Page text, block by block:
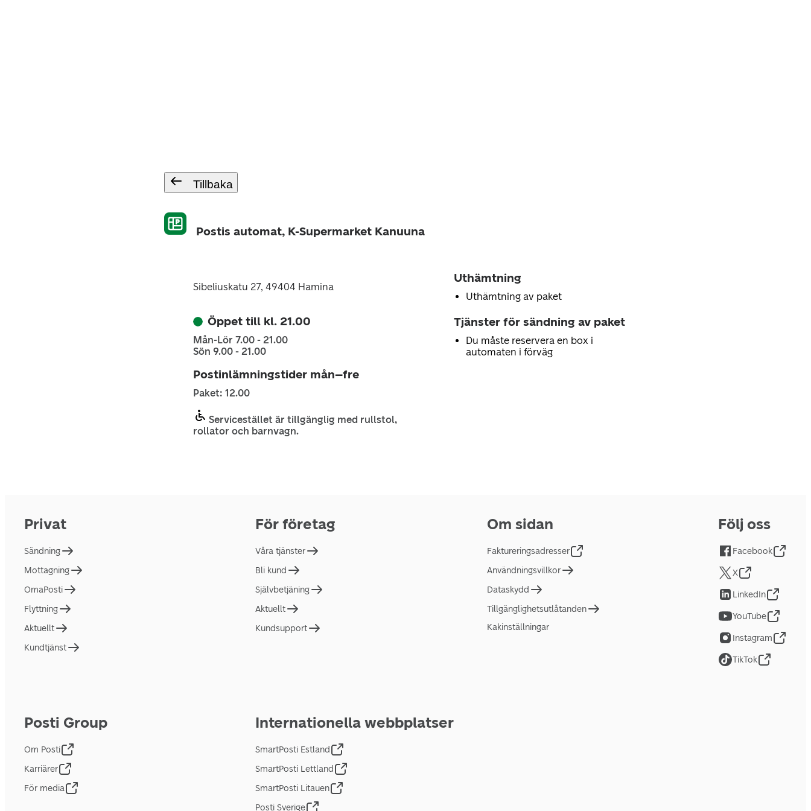
Tillbaka
Postis automat, K-Supermarket Kanuuna
Sibeliuskatu 27, 49404 Hamina
Öppet till kl. 21.00
Mån-Lör 7.00 - 21.00
Sön 9.00 - 21.00
Postinlämningstider mån–fre
Paket: 12.00
Servicestället är tillgänglig med rullstol,
rollator och barnvagn.
Uthämtning
Uthämtning av paket
Tjänster för sändning av paket
Du måste reservera en box i
automaten i förväg
Privat
Sändning
Mottagning
OmaPosti
Flyttning
Aktuellt
Kundtjänst
För företag
Våra tjänster
Bli kund
Självbetjäning
Aktuellt
Kundsupport
Om sidan
Faktureringsadresser
Användningsvillkor
Dataskydd
Tillgänglighetsutlåtanden
Kakinställningar
Posti Group
Om Posti
Karriärer
För media
Internationella webbplatser
SmartPosti Estland
SmartPosti Lettland
SmartPosti Litauen
Posti Sverige
Följ oss
Facebook
X
LinkedIn
YouTube
Instagram
TikTok